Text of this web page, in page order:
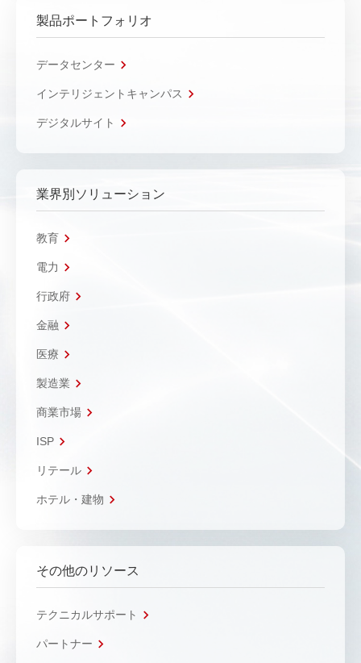
製品ポートフォリオ
データセンター
インテリジェントキャンパス
デジタルサイト
業界別ソリューション
教育
電力
行政府
金融
医療
製造業
商業市場
ISP
リテール
ホテル・建物
その他のリソース
テクニカルサポート
パートナー